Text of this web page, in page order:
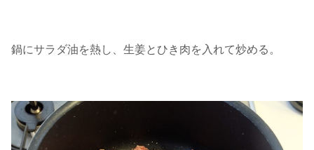
鍋にサラダ油を熱し、生姜とひき肉を入れて炒める。